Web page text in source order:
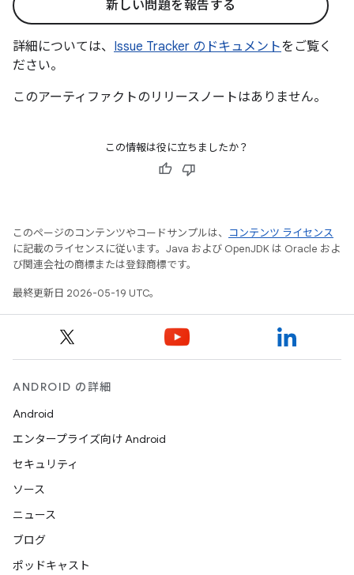
新しい問題を報告する
詳細については、 Issue Tracker のドキュメントをご覧く
ださい。
このアーティファクトのリリースノートはありません。
この情報は役に立ちましたか？
このページのコンテンツやコードサンプルは、
コンテンツ ライセンス
に記載のライセンスに従います。Java および OpenJDK は Oracle およ
び関連会社の商標または登録商標です。
最終更新日 2026-05-19 UTC。
ANDROID の詳細
Android
エンタープライズ向け Android
セキュリティ
ソース
ニュース
ブログ
ポッドキャスト